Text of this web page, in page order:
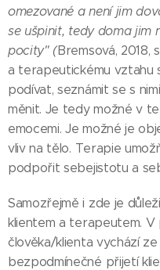
omezované a není jim
se ušpinit, tedy doma jim
pocity" (Bremsová, 2018,
a terapeutickému vztahu
podívat, seznámit se s
měnit. Je tedy možné v
emocemi. Je možné je
vliv na tělo. Terapie
podpořit sebejistotu a
Samozřejmě i zde je
klientem a terapeutem.
člověka/klienta vychází
bezpodmínečné přijetí